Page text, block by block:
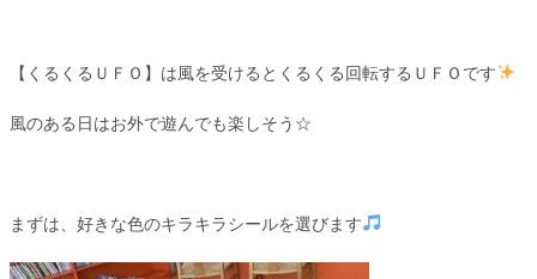
【くるくるＵＦＯ】は風を受けるとくるくる回転するＵＦＯです
風のある日はお外で遊んでも楽しそう☆
まずは、好きな色のキラキラシールを選びます